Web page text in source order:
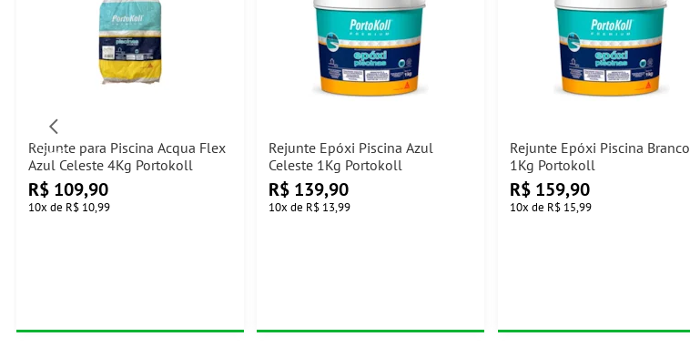
Rejunte para Piscina Acqua Flex
Azul Celeste 4Kg Portokoll
R$ 109,90
10x de R$ 10,99
Rejunte Epóxi Piscina Azul
Celeste 1Kg Portokoll
R$ 139,90
10x de R$ 13,99
Rejunte Epóxi Piscina Branco
1Kg Portokoll
R$ 159,90
10x de R$ 15,99